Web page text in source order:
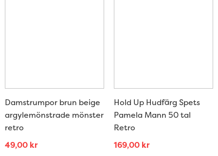
Damstrumpor brun beige
argylemönstrade mönster
retro
49,00 kr
Hold Up Hudfärg Spets
Pamela Mann 50 tal
Retro
169,00 kr